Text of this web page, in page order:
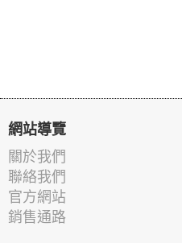
網站導覽
關於我們
聯絡我們
官方網站
銷售通路